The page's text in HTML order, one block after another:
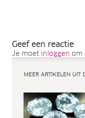
Geef een reactie
Je moet inloggen om
MEER ARTIKELEN UIT